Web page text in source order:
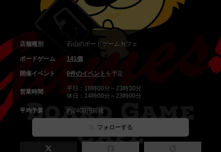
店舗種別 石山のボードゲームカフェ
ボードゲーム 141個
開催イベント 0件のイベント を予定
営業時間
平日：18時00分～23時30分
休日：14時00分～23時00分
平均予算 約2400円前後
フォローする